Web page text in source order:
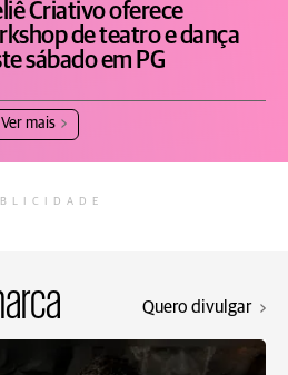
Criativo oferece
de teatro e dança
sábado em PG
Ver mais
Quero divulgar